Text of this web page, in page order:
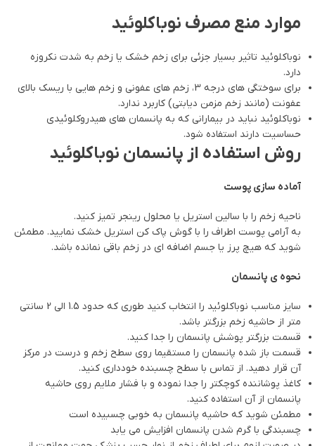
موارد منع مصرف نوباکلوئید
نوباکلوئید تاثیر بسیار جزئی برای زخم خشک یا زخم به شدت نکروزه
دارد.
برای سوختگی های درجه 3، زخم های عفونی و زخم هایی با ریسک بالای
عفونت (مانند زخم مزمن دیابتی) کاربرد ندارد.
نوباکلوئید نباید در بیمارانی که به پانسمان های هیدروکلوئیدی
حساسیت دارند استفاده شود.
روش استفاده از پانسمان نوباکلوئید
آماده سازی پوست
ناحیه زخم را با سالین استریل یا محلول رینجر تمیز کنید.
به آرامی پوست اطراف را با گوش پاک کن استریل خشک نمایید. مطمئن
شوید که هیچ پرز یا جسم اضافه ای در زخم باقی نمانده باشد.
نحوه ی پانسمان
سایز مناسب نوباکلوئید را انتخاب کنید طوری که حدود 1.5 الی 2 سانتی
متر از حاشیه زخم بزرگتر باشد.
قسمت بزرگتر پوشش پانسمان را جدا کنید.
قسمت باز شده پانسمان را مستقیما روی سطح زخم و درست در مرکز
آن قرار دهید. از تماس با سطح چسبنده خودداری کنید.
کاغذ پوشاننده کوچکتر را جدا نموده و با فشار ملایم روی حاشیه
پانسمان از آن استفاده کنید.
مطمئن شوید که حاشیه پانسمان به خوبی چسبیده است
چسبندگی با گرم شدن پانسمان افزایش می یابد